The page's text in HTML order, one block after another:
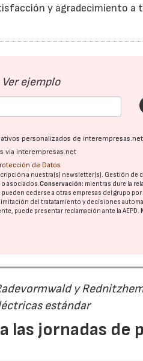
y agradecimiento a
Ver ejemplo
personalizados de interempresas.net
vía interempresas.net
de Datos
a nuestra(s) newsletter(s). Gestión de
o asociados.Conservación: mientras dure la
pueden cederse a otras empresas del grupo
del tratatamiento y decisiones
puede presentar reclamación ante laAEPD.
y
estándar
las jornadas de